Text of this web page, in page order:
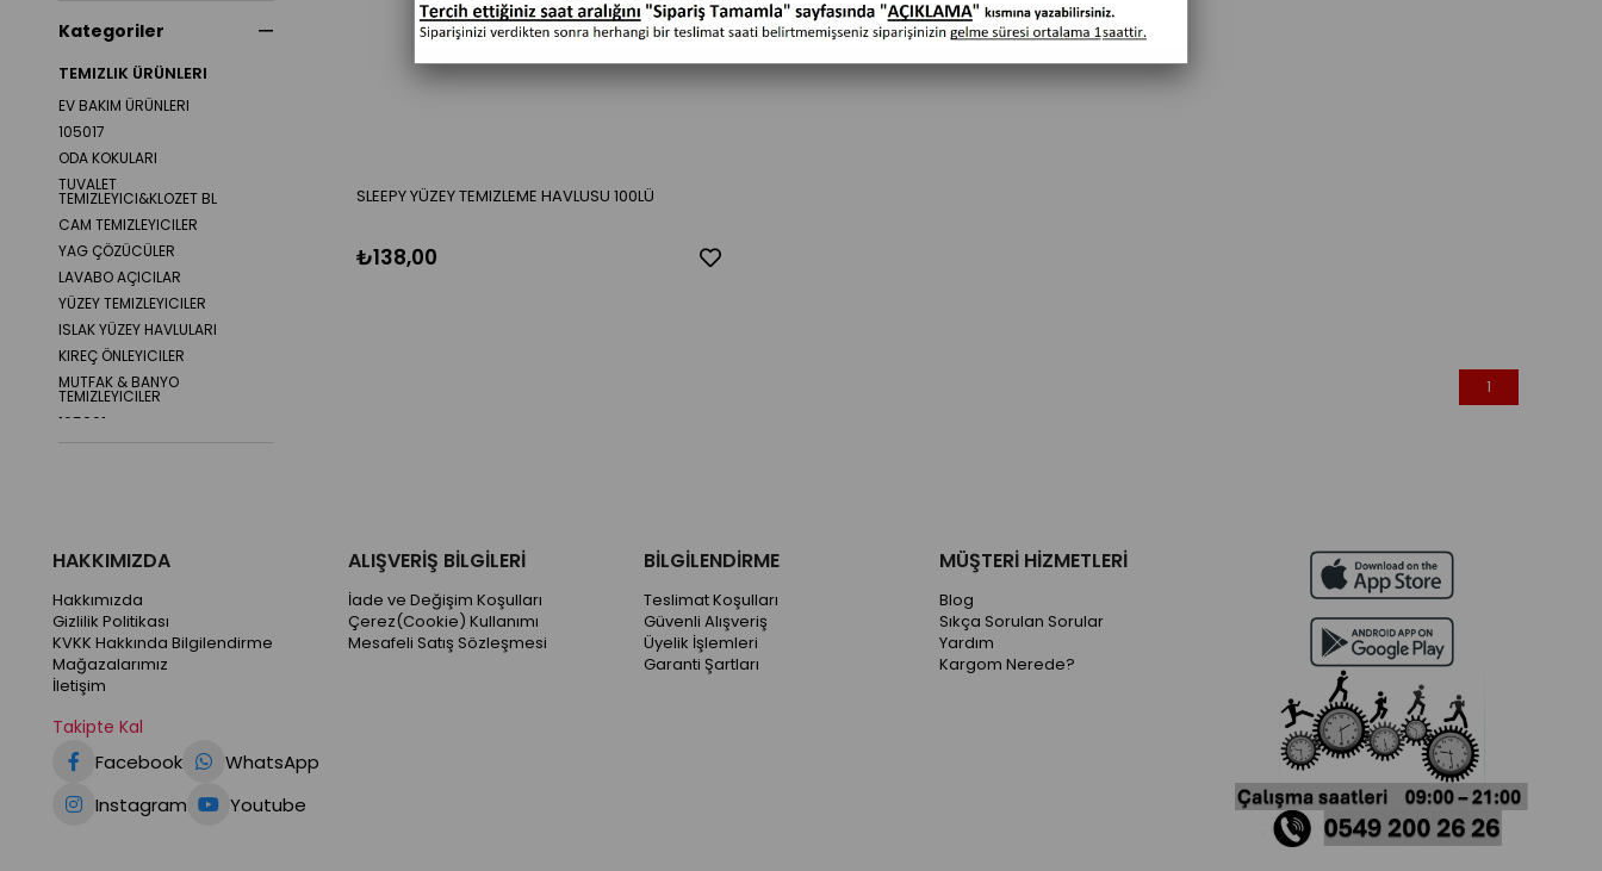
Kategoriler
TEMIZLIK ÜRÜNLERI
EV BAKIM ÜRÜNLERI
105017
ODA KOKULARI
TUVALET
TEMIZLEYICI&KLOZET BL
CAM TEMIZLEYICILER
YAG ÇÖZÜCÜLER
LAVABO AÇICILAR
YÜZEY TEMIZLEYICILER
ISLAK YÜZEY HAVLULARI
KIREÇ ÖNLEYICILER
MUTFAK & BANYO
TEMIZLEYICILER
105001
105002
105006
105008
105009
105014
105015
105010
105011
105013
SLEEPY YÜZEY TEMIZLEME HAVLUSU 100LÜ
₺138,00
1
HAKKIMIZDA
Hakkımızda
Gizlilik Politikası
KVKK Hakkında Bilgilendirme
Mağazalarımız
İletişim
Takipte Kal
Facebook
WhatsApp
Instagram
Youtube
ALIŞVERİŞ BİLGİLERİ
İade ve Değişim Koşulları
Çerez(Cookie) Kullanımı
Mesafeli Satış Sözleşmesi
BİLGİLENDİRME
Teslimat Koşulları
Güvenli Alışveriş
Üyelik İşlemleri
Garanti Şartları
MÜŞTERİ HİZMETLERİ
Blog
Sıkça Sorulan Sorular
Yardım
Kargom Nerede?